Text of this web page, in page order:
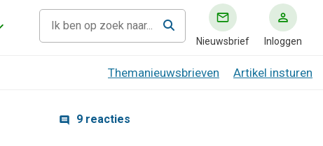
Nieuwsbrief Inloggen
Themanieuwsbrieven Artikel insturen
9 reacties